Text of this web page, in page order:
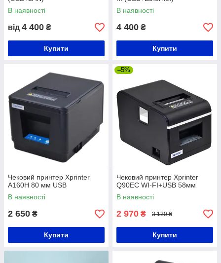
В наявності
від 4 400 ₴
Купити
В наявності
4 400 ₴
Купити
Чековий принтер Xprinter
A160H 80 мм USB
В наявності
2 650 ₴
Купити
–5%
Чековий принтер Xprinter
Q90EC WI-FI+USB 58мм
В наявності
2 970 ₴ 3 120 ₴
Купити